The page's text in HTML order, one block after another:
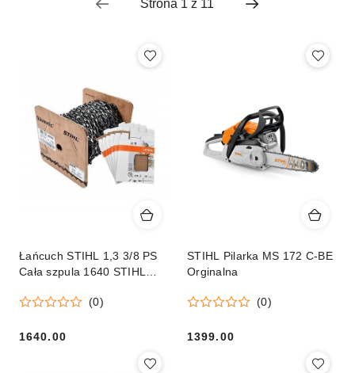
Łańcuch STIHL 1,3 3/8 PS
Cała szpula 1640 STIHL
(0)
1640.00
STIHL Pilarka MS 172 C-BE
Orginalna
(0)
1399.00